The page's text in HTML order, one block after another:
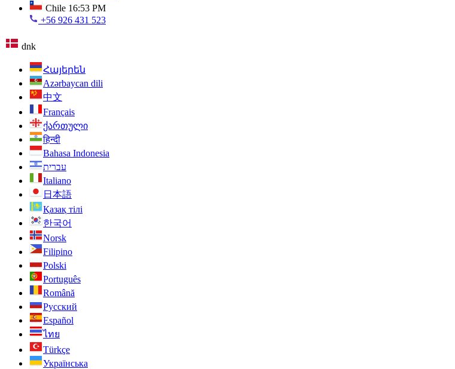
Chile 16:53 PM
+56 926 431 523
dnk
Հայերեն
Azərbaycan dili
中文
Français
ქართული
हिन्दी
Bahasa Indonesia
עברית
Italiano
日本語
Қазақ тілі
한국어
Norsk
Filipino
Polski
Português
Română
Русский
Español
ไทย
Türkçe
Українська